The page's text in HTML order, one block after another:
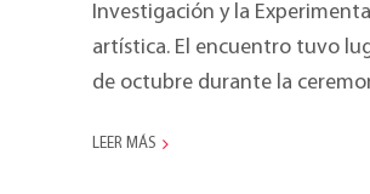
Investigación y la
artística. El encuentro tuvo
de octubre durante la
LEER MÁS